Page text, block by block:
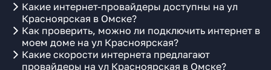
Какие интернет-провайдеры доступны на ул
Красноярская в Омске?
Как проверить, можно ли подключить интернет в
моем доме на ул Красноярская?
Какие скорости интернета предлагают
провайдеры на ул Красноярская в Омске?